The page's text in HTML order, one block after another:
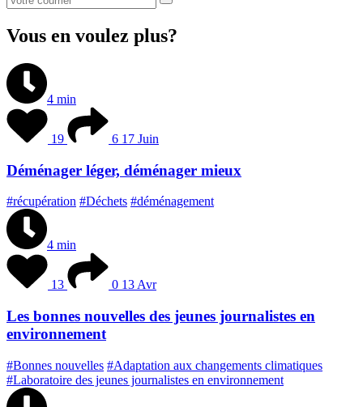
Vous en voulez plus?
4 min
19 6 17 Juin
Déménager léger, déménager mieux
#récupération #Déchets #déménagement
4 min
13 0 13 Avr
Les bonnes nouvelles des jeunes journalistes en
environnement
#Bonnes nouvelles #Adaptation aux changements climatiques
#Laboratoire des jeunes journalistes en environnement